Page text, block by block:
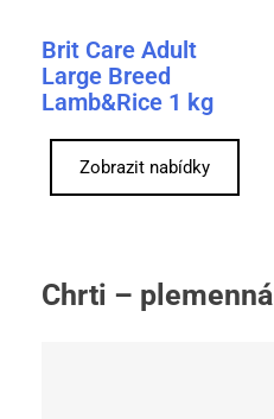
Brit Care Adult
Large Breed
Lamb&Rice 1 kg
Zobrazit nabídky
Chrti –